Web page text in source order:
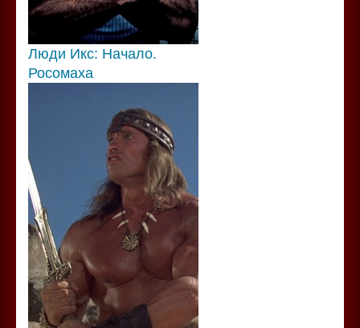
Люди Икс: Начало.
Росомаха